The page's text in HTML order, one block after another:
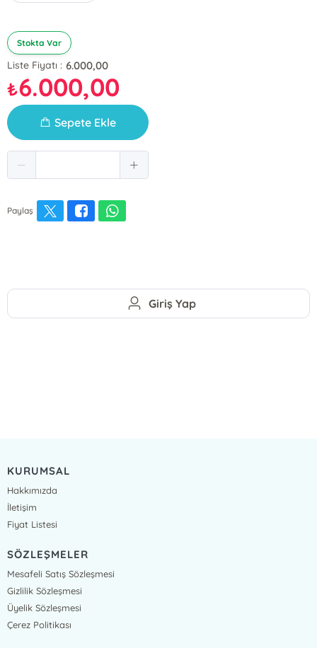
Stokta Var
Liste Fiyatı : 6.000,00
₺6.000,00
Sepete Ekle
Paylaş
Giriş Yap
KURUMSAL
Hakkımızda
İletişim
Fiyat Listesi
SÖZLEŞMELER
Mesafeli Satış Sözleşmesi
Gizlilik Sözleşmesi
Üyelik Sözleşmesi
Çerez Politikası